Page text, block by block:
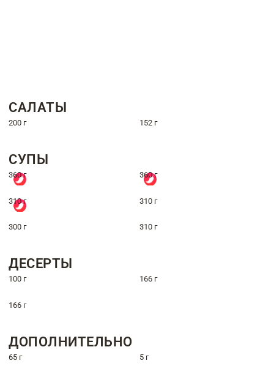
САЛАТЫ
200 г 152 г
СУПЫ
360 г 360 г
310 г 310 г
300 г 310 г
ДЕСЕРТЫ
100 г 166 г
166 г
ДОПОЛНИТЕЛЬНО
65 г 5 г